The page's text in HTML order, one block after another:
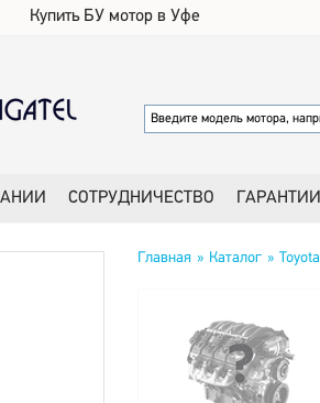
Купить БУ мотор в Уфе
СОТРУДНИЧЕСТВО ГАРАНТИИ
Главная Каталог Toyota